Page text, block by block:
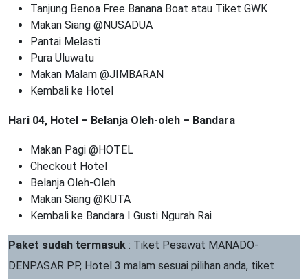
Tanjung Benoa Free Banana Boat atau Tiket GWK
Makan Siang @NUSADUA
Pantai Melasti
Pura Uluwatu
Makan Malam @JIMBARAN
Kembali ke Hotel
Hari 04, Hotel – Belanja Oleh-oleh – Bandara
Makan Pagi @HOTEL
Checkout Hotel
Belanja Oleh-Oleh
Makan Siang @KUTA
Kembali ke Bandara I Gusti Ngurah Rai
Paket sudah termasuk : Tiket Pesawat MANADO-
DENPASAR PP, Hotel 3 malam sesuai pilihan anda, tiket